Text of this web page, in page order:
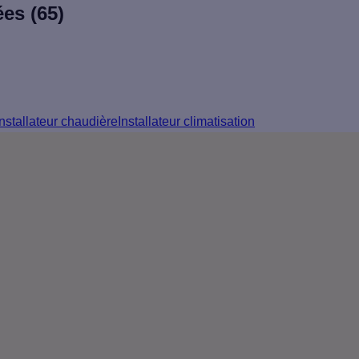
(65)
Installateur chaudière Installateur climatisation